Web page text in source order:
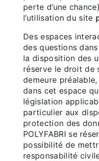
perte d’une
l’utilisation du site
Des espaces
des questions
la disposition des
réserve le droit de
demeure
dans cet espace
législation
particulier aux
protection des
POLYFABRI se
possibilité de
responsabilité